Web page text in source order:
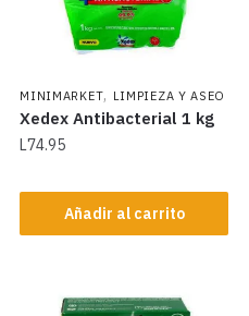
MINIMARKET, LIMPIEZA Y ASEO
Xedex Antibacterial 1 kg
L74.95
Añadir al carrito